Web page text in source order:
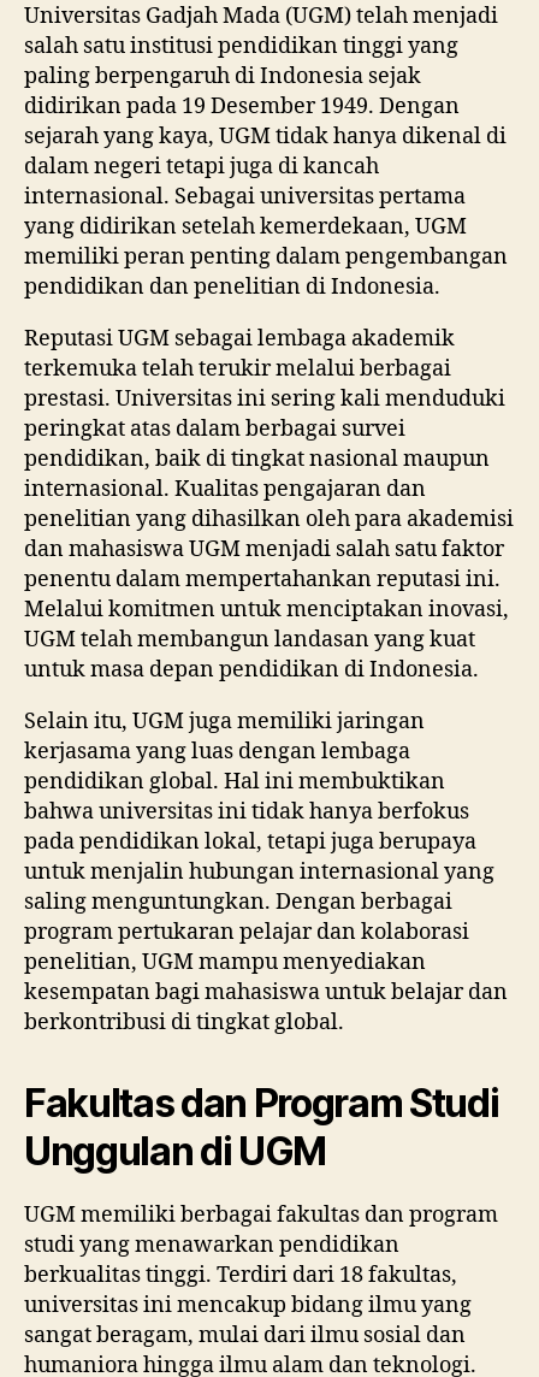
Universitas Gadjah Mada (UGM) telah menjadi
salah satu institusi pendidikan tinggi yang
paling berpengaruh di Indonesia sejak
didirikan pada 19 Desember 1949. Dengan
sejarah yang kaya, UGM tidak hanya dikenal di
dalam negeri tetapi juga di kancah
internasional. Sebagai universitas pertama
yang didirikan setelah kemerdekaan, UGM
memiliki peran penting dalam pengembangan
pendidikan dan penelitian di Indonesia.
Reputasi UGM sebagai lembaga akademik
terkemuka telah terukir melalui berbagai
prestasi. Universitas ini sering kali menduduki
peringkat atas dalam berbagai survei
pendidikan, baik di tingkat nasional maupun
internasional. Kualitas pengajaran dan
penelitian yang dihasilkan oleh para akademisi
dan mahasiswa UGM menjadi salah satu faktor
penentu dalam mempertahankan reputasi ini.
Melalui komitmen untuk menciptakan inovasi,
UGM telah membangun landasan yang kuat
untuk masa depan pendidikan di Indonesia.
Selain itu, UGM juga memiliki jaringan
kerjasama yang luas dengan lembaga
pendidikan global. Hal ini membuktikan
bahwa universitas ini tidak hanya berfokus
pada pendidikan lokal, tetapi juga berupaya
untuk menjalin hubungan internasional yang
saling menguntungkan. Dengan berbagai
program pertukaran pelajar dan kolaborasi
penelitian, UGM mampu menyediakan
kesempatan bagi mahasiswa untuk belajar dan
berkontribusi di tingkat global.
Fakultas dan Program Studi
Unggulan di UGM
UGM memiliki berbagai fakultas dan program
studi yang menawarkan pendidikan
berkualitas tinggi. Terdiri dari 18 fakultas,
universitas ini mencakup bidang ilmu yang
sangat beragam, mulai dari ilmu sosial dan
humaniora hingga ilmu alam dan teknologi.